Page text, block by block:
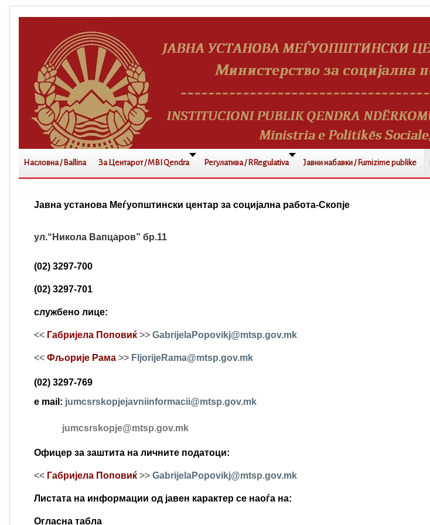
Насловна / Ballina За Центарот / MBI Qendra Регулатива / RRegulativa Јавни набавки / Furnizime publike
Јавна установа Меѓуопштински центар за социјална работа-Скопје
ул.“Никола Вапцаров” бр.11
(02) 3297-700
(02) 3297-701
службено лице:
<< Габријела Поповиќ >> GabrijelaPopovikj@mtsp.gov.mk
<< Фљорије Рама >> FljorijeRama@mtsp.gov.mk
(02) 3297-769
е mail: jumcsrskopjejavniinformacii@mtsp.gov.mk
jumcsrskopje@mtsp.gov.mk
Офицер за заштита на личните податоци:
<< Габријела Поповиќ >> GabrijelaPopovikj@mtsp.gov.mk
Листата на информации од јавен карактер се наоѓа на:
Oгласна табла